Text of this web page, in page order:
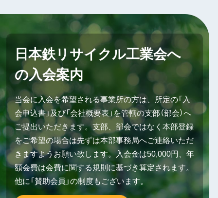
日本鉄リサイクル工業会へ
の入会案内
当会に入会を希望される事業所の方は、所定の「入
会申込書」及び「会社概要表」を管轄の支部（部会）へ
ご提出いただきます。支部、部会ではなく本部登録
をご希望の場合は先ずは本部事務局へご連絡いただ
きますようお願い致します。入会金は50,000円、年
額会費は会費に関する規則に基づき算定されます。
他に「賛助会員」の制度もございます。